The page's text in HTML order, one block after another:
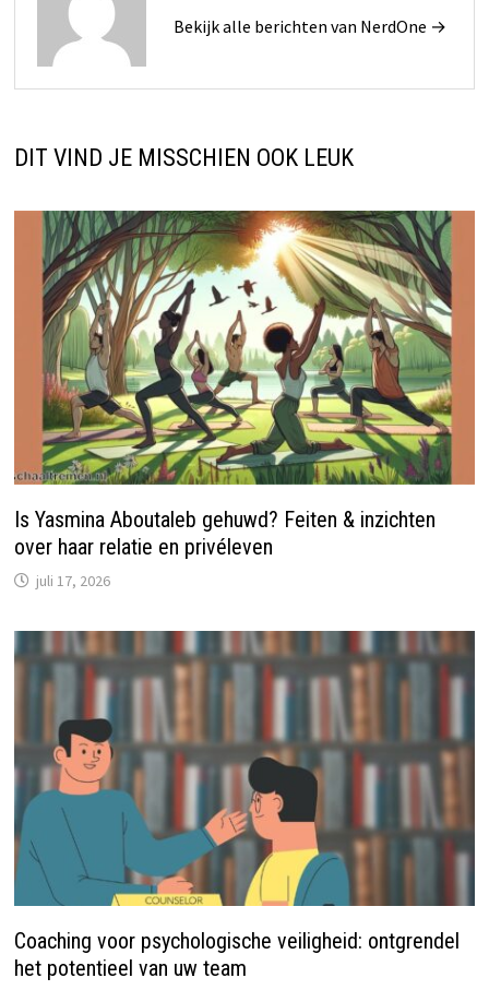
Bekijk alle berichten van NerdOne →
DIT VIND JE MISSCHIEN OOK LEUK
Is Yasmina Aboutaleb gehuwd? Feiten & inzichten
over haar relatie en privéleven
juli 17, 2026
Coaching voor psychologische veiligheid: ontgrendel
het potentieel van uw team